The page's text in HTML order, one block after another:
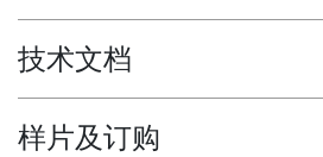
技术文档
样片及订购